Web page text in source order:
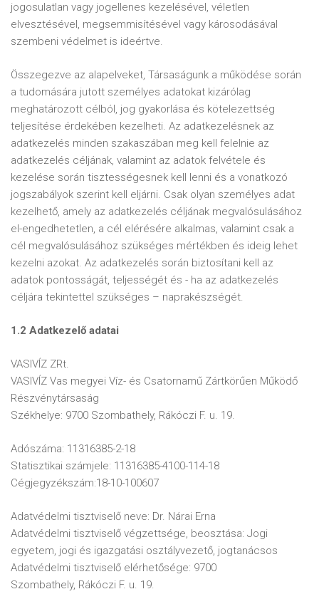
jogosulatlan vagy jogellenes kezelésével, véletlen
elvesztésével, megsemmisítésével vagy károsodásával
szembeni védelmet is ideértve.
Összegezve az alapelveket, Társaságunk a működése során
a tudomására jutott személyes adatokat kizárólag
meghatározott célból, jog gyakorlása és kötelezettség
teljesítése érdekében kezelheti. Az adatkezelésnek az
adatkezelés minden szakaszában meg kell felelnie az
adatkezelés céljának, valamint az adatok felvétele és
kezelése során tisztességesnek kell lenni és a vonatkozó
jogszabályok szerint kell eljárni. Csak olyan személyes adat
kezelhető, amely az adatkezelés céljának megvalósulásához
el-engedhetetlen, a cél elérésére alkalmas, valamint csak a
cél megvalósulásához szükséges mértékben és ideig lehet
kezelni azokat. Az adatkezelés során biztosítani kell az
adatok pontosságát, teljességét és - ha az adatkezelés
céljára tekintettel szükséges – naprakészségét.
1.2 Adatkezelő adatai
VASIVÍZ ZRt.
VASIVÍZ Vas megyei Víz- és Csatornamű Zártkörűen Működő
Részvénytársaság
Székhelye: 9700 Szombathely, Rákóczi F. u. 19.
Adószáma: 11316385-2-18
Statisztikai számjele: 11316385-4100-114-18
Cégjegyzékszám:18-10-100607
Adatvédelmi tisztviselő neve: Dr. Nárai Erna
Adatvédelmi tisztviselő végzettsége, beosztása: Jogi
egyetem, jogi és igazgatási osztályvezető, jogtanácsos
Adatvédelmi tisztviselő elérhetősége: 9700
Szombathely, Rákóczi F. u. 19.